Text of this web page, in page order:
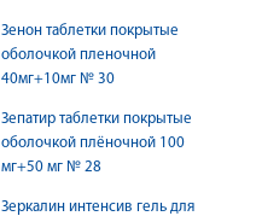
Зенон таблетки покрытые
оболочкой пленочной
40мг+10мг № 30
Зепатир таблетки покрытые
оболочкой плёночной 100
мг+50 мг № 28
Зеркалин интенсив гель для